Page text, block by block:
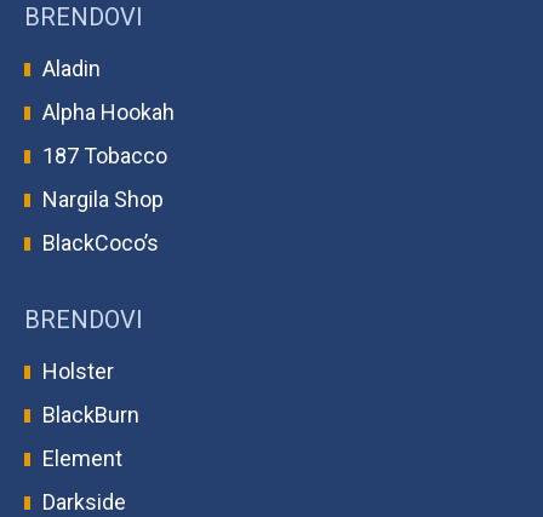
BRENDOVI
Aladin
Alpha Hookah
187 Tobacco
Nargila Shop
BlackCoco’s
BRENDOVI
Holster
BlackBurn
Element
Darkside